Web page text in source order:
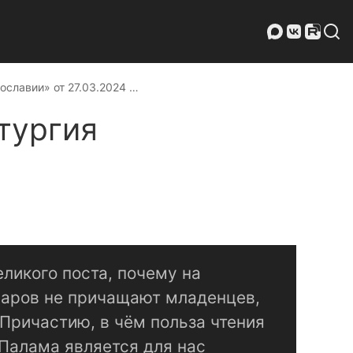
от 27.03.2024 …
поста, почему на
не причащают младенцев,
в чём польза чтения
является для нас